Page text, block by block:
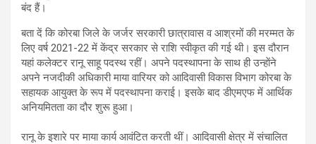
बंद हैं।
बता दें कि कोरबा जिले के जर्जर सरकारी छात्रावास व आश्रमों की मरम्मत के
लिए वर्ष 2021-22 में केंद्र सरकार से राशि स्वीकृत की गई थी। इस दौरान
यहां कलेक्टर रानू साहू पदस्थ रहीं। अपने पदस्थापना के साथ ही उन्हाेंने
अपने नजदीकी अधिकारी माया वारियर को आदिवासी विकास विभाग कोरबा के
सहायक आयुक्त के रूप में पदस्थापना कराई। इसके बाद डीएमएफ में आर्थिक
अनियमितता का दौर शुरू हुआ।
रानू के इशारे पर माया कार्य आवंटित करती थीं। आदिवासी क्षेत्र में संचालित